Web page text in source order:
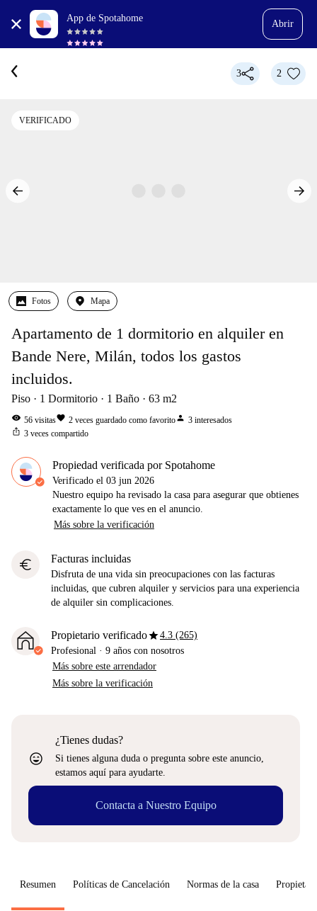
App de Spotahome
Abrir
3 2
VERIFICADO
Fotos Mapa
Apartamento de 1 dormitorio en alquiler en
Bande Nere, Milán, todos los gastos
incluidos.
Piso 1 Dormitorio 1 Baño 63 m2
visibility 56 visitasfavorite 2 veces guardado como favoritoperson 3 interesados
ios_share 3 veces compartido
Propiedad verificada por Spotahome
Verificado el 03 jun 2026
Nuestro equipo ha revisado la casa para asegurar que obtienes
exactamente lo que ves en el anuncio.
Más sobre la verificación
euro Facturas incluidas
Disfruta de una vida sin preocupaciones con las facturas
incluidas, que cubren alquiler y servicios para una experiencia
de alquiler sin complicaciones.
Propietario verificadostar4.3 (265)
Profesional · 9 años con nosotros
Más sobre este arrendador
Más sobre la verificación
sentiment_very_satisfied
¿Tienes dudas?
Si tienes alguna duda o pregunta sobre este anuncio,
estamos aquí para ayudarte.
Contacta a Nuestro Equipo
Resumen Políticas de Cancelación Normas de la casa